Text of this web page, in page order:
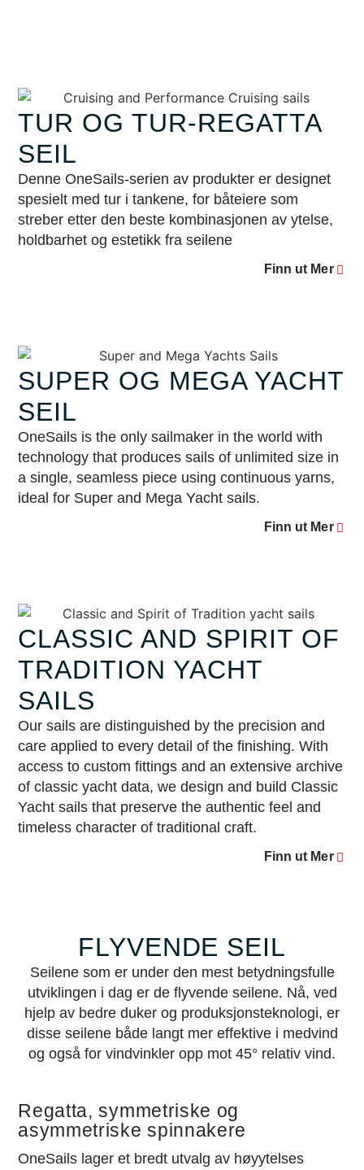
TUR OG TUR-REGATTA
SEIL
Denne OneSails-serien av produkter er designet
spesielt med tur i tankene, for båteiere som
streber etter den beste kombinasjonen av ytelse,
holdbarhet og estetikk fra seilene
Finn ut Mer
SUPER OG MEGA YACHT
SEIL
OneSails is the only sailmaker in the world with
technology that produces sails of unlimited size in
a single, seamless piece using continuous yarns,
ideal for Super and Mega Yacht sails.
Finn ut Mer
CLASSIC AND SPIRIT OF
TRADITION YACHT
SAILS
Our sails are distinguished by the precision and
care applied to every detail of the finishing. With
access to custom fittings and an extensive archive
of classic yacht data, we design and build Classic
Yacht sails that preserve the authentic feel and
timeless character of traditional craft.
Finn ut Mer
FLYVENDE SEIL
Seilene som er under den mest betydningsfulle
utviklingen i dag er de flyvende seilene. Nå, ved
hjelp av bedre duker og produksjonsteknologi, er
disse seilene både langt mer effektive i medvind
og også for vindvinkler opp mot 45° relativ vind.
Regatta, symmetriske og
asymmetriske spinnakere
OneSails lager et bredt utvalg av høyytelses